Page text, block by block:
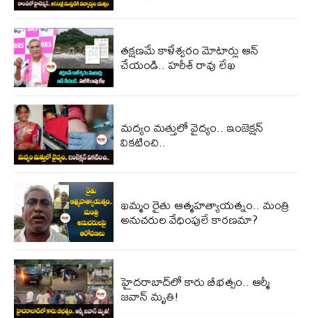
తక్షణమే కాళేశ్వరం మోటార్లు ఆన్
చేయండి.. హరీశ్ రావు లేఖ
మద్యం మత్తులో వైద్యం.. ఇంజెక్షన్
వికటించి..
ఖమ్మం రైతు ఆత్మహత్యాయత్నం.. మంత్రి
అనుచరుల వేధింపులే కారణమా?
హైదరాబాద్‌లో కారు బీభ‌త్సం.. ఆర్మీ
జ‌వాన్ మృతి!